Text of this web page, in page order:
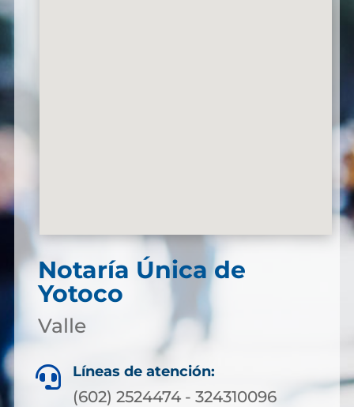
Notaría Única de
Yotoco
Valle
 Líneas de atención:
(602) 2524474 - 324310096